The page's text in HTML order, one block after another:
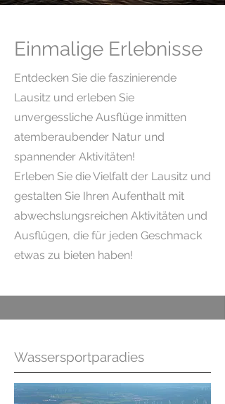
Einmalige Erlebnisse
Entdecken Sie die faszinierende
Lausitz und erleben Sie
unvergessliche Ausflüge inmitten
atemberaubender Natur und
spannender Aktivitäten!
Erleben Sie die Vielfalt der Lausitz und
gestalten Sie Ihren Aufenthalt mit
abwechslungsreichen Aktivitäten und
Ausflügen, die für jeden Geschmack
etwas zu bieten haben!
Wassersportparadies